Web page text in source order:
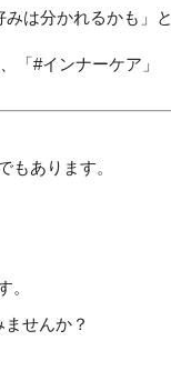
は分かれるかも」と
「#インナーケア」
もあります。
。
せんか？